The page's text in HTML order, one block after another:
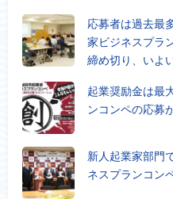
応募者は過去最
家ビジネスプラ
締め切り、いよ
起業奨励金は最
ンコンペの応募
新人起業家部門
ネスプランコン